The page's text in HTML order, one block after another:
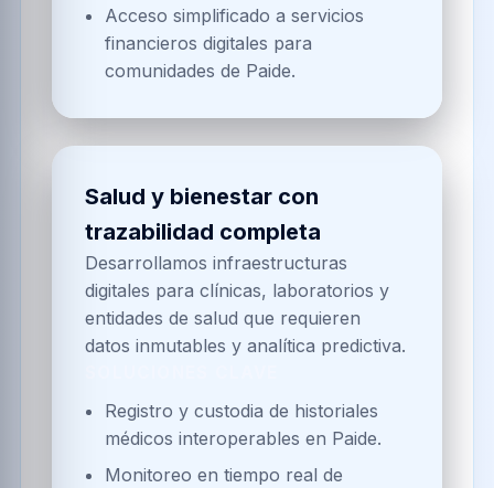
Acceso simplificado a servicios
financieros digitales para
comunidades de Paide.
Salud y bienestar con
trazabilidad completa
Desarrollamos infraestructuras
digitales para clínicas, laboratorios y
entidades de salud que requieren
datos inmutables y analítica predictiva.
Registro y custodia de historiales
médicos interoperables en Paide.
Monitoreo en tiempo real de